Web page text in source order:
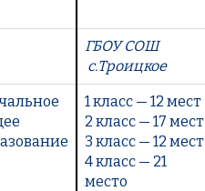
ГБОУ СОШ
с.Троицкое
1 класс — 12 мест
2 класс — 17 мест
3 класс — 12 мест
4 класс — 21
место